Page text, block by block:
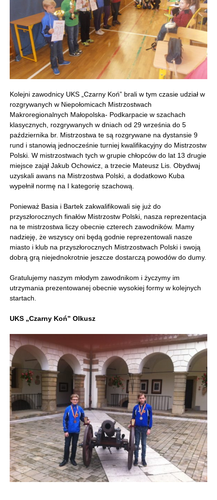
Kolejni zawodnicy UKS „Czarny Koń” brali w tym czasie udział w
rozgrywanych w Niepołomicach Mistrzostwach
Makroregionalnych Małopolska- Podkarpacie w szachach
klasycznych, rozgrywanych w dniach od 29 września do 5
października br. Mistrzostwa te są rozgrywane na dystansie 9
rund i stanowią jednocześnie turniej kwalifikacyjny do Mistrzostw
Polski. W mistrzostwach tych w grupie chłopców do lat 13 drugie
miejsce zajął Jakub Ochowicz, a trzecie Mateusz Lis. Obydwaj
uzyskali awans na Mistrzostwa Polski, a dodatkowo Kuba
wypełnił normę na I kategorię szachową.
Ponieważ Basia i Bartek zakwalifikowali się już do
przyszłorocznych finałów Mistrzostw Polski, nasza reprezentacja
na te mistrzostwa liczy obecnie czterech zawodników. Mamy
nadzieję, że wszyscy oni będą godnie reprezentowali nasze
miasto i klub na przyszłorocznych Mistrzostwach Polski i swoją
dobrą grą niejednokrotnie jeszcze dostarczą powodów do dumy.
Gratulujemy naszym młodym zawodnikom i życzymy im
utrzymania prezentowanej obecnie wysokiej formy w kolejnych
startach.
UKS „Czarny Koń” Olkusz